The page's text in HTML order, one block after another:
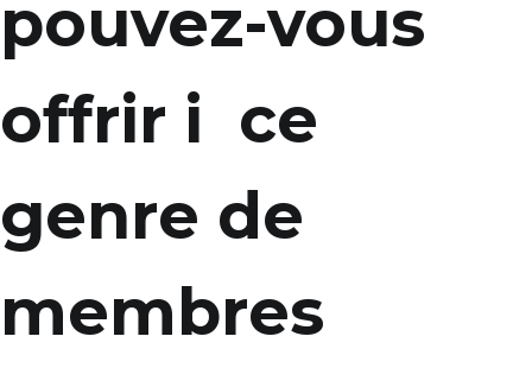
pouvez-vous
offrir i ce
genre de
membres